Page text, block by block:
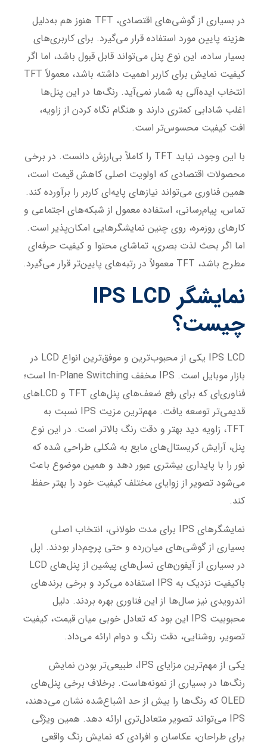
در بسیاری از گوشی‌های اقتصادی، TFT هنوز هم به‌دلیل
هزینه پایین مورد استفاده قرار می‌گیرد. برای کاربری‌های
بسیار ساده، این نوع پنل می‌تواند قابل قبول باشد، اما اگر
کیفیت نمایش برای کاربر اهمیت داشته باشد، معمولاً TFT
انتخاب ایده‌آلی به شمار نمی‌آید. رنگ‌ها در این پنل‌ها
اغلب شادابی کمتری دارند و هنگام نگاه کردن از زاویه،
افت کیفیت محسوس‌تر است.
با این وجود، نباید TFT را کاملاً بی‌ارزش دانست. در برخی
محصولات اقتصادی که اولویت اصلی کاهش قیمت است،
همین فناوری می‌تواند نیازهای پایه‌ای کاربر را برآورده کند.
تماس، پیام‌رسانی، استفاده معمول از شبکه‌های اجتماعی و
کارهای روزمره، روی چنین نمایشگرهایی امکان‌پذیر است.
اما اگر بحث لذت بصری، تماشای محتوا و کیفیت حرفه‌ای
مطرح باشد، TFT معمولاً در رتبه‌های پایین‌تر قرار می‌گیرد.
نمایشگر IPS LCD
چیست؟
IPS LCD یکی از محبوب‌ترین و موفق‌ترین انواع LCD در
بازار موبایل است. IPS مخفف In-Plane Switching است؛
فناوری‌ای که برای رفع ضعف‌های پنل‌های TFT و LCDهای
قدیمی‌تر توسعه یافت. مهم‌ترین مزیت IPS نسبت به
TFT، زاویه دید بهتر و دقت رنگ بالاتر است. در این نوع
پنل، آرایش کریستال‌های مایع به شکلی طراحی شده که
نور را با پایداری بیشتری عبور دهد و همین موضوع باعث
می‌شود تصویر از زوایای مختلف کیفیت خود را بهتر حفظ
کند.
نمایشگرهای IPS برای مدت طولانی، انتخاب اصلی
بسیاری از گوشی‌های میان‌رده و حتی پرچم‌دار بودند. اپل
در بسیاری از آیفون‌های نسل‌های پیشین از پنل‌های LCD
باکیفیت نزدیک به IPS استفاده می‌کرد و برخی برندهای
اندرویدی نیز سال‌ها از این فناوری بهره بردند. دلیل
محبوبیت IPS این بود که تعادل خوبی میان قیمت، کیفیت
تصویر، روشنایی، دقت رنگ و دوام ارائه می‌داد.
یکی از مهم‌ترین مزایای IPS، طبیعی‌تر بودن نمایش
رنگ‌ها در بسیاری از نمونه‌هاست. برخلاف برخی پنل‌های
OLED که رنگ‌ها را بیش از حد اشباع‌شده نشان می‌دهند،
IPS می‌تواند تصویر متعادل‌تری ارائه دهد. همین ویژگی
برای طراحان، عکاسان و افرادی که نمایش رنگ واقعی